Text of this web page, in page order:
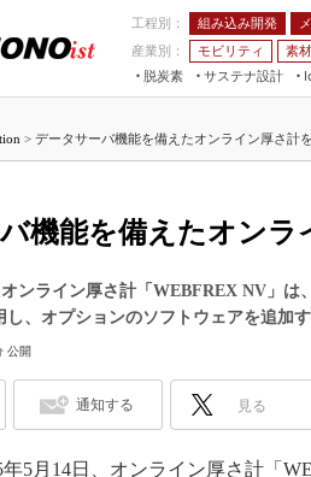
工程別： 組み込み開発
産業別：
モビリティ 素
脱炭素
サステナ設計
つながる工場AI×設備保全
IIFES
ジャパ
人テク
スマ
> データサーバ機能を備えたオンライン厚さ計を
機能を備えたオンラ
ンライン厚さ計「WEBFREX NV」は
し、オプションのソフトウェアを追加
公開
通知する 見る
5月14日、オンライン厚さ計「